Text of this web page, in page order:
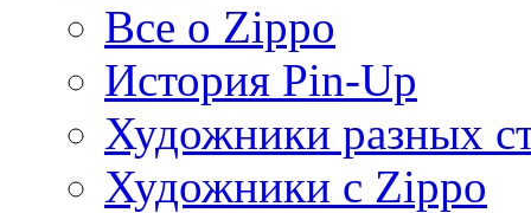
Все о Zippo
История Pin-Up
Художники разных
Художники с Zippo